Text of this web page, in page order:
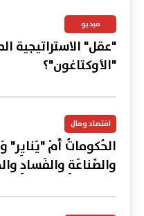
فيديو
"عقل" الاستراتيجية
"الأوكتاغون"؟
اقتصاد ومال
الحُكوماتُ أَمْ "يَنايِر"
والصِّناعَةِ والفَسادِ